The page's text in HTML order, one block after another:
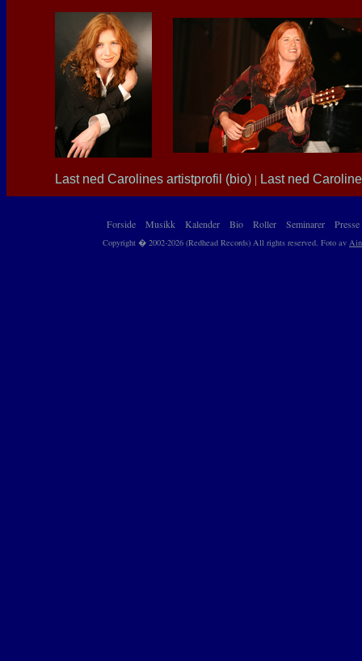
Last ned Carolines artistprofil (bio) Last ned
Forside Musikk Kalender Bio Roller Seminarer Presse
Copyright � 2002-2026 (Redhead Records) All rights reserved. Foto av